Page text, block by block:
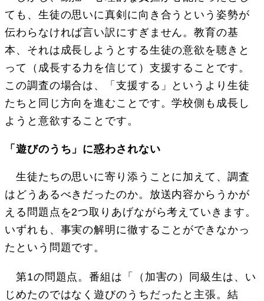
ても、生徒の思いに真剣に向き合うという姿勢が
伝わらなければ言い訳にすぎません。教育の基
本、それは成長しようとする生徒の意欲を聴きと
って（成長する力を信じて）支援することです。
この調査の場合は、「支援する」というより生徒
たちと同じ方向を進むことです。学校側も成長し
ようと意欲することです。
「遊びのうち」に惑わされない
生徒たちの思いに寄り添うことに加えて、調査
はどうあるべきだったのか。放送内容からうかが
える問題点を2つ取りあげながら考えていきます。
いずれも、事実の解明に徹することができなかっ
たという問題です。
第1の問題点。番組は「（加害の）同級生は、い
じめたのではなく遊びのうちだったと主張。結